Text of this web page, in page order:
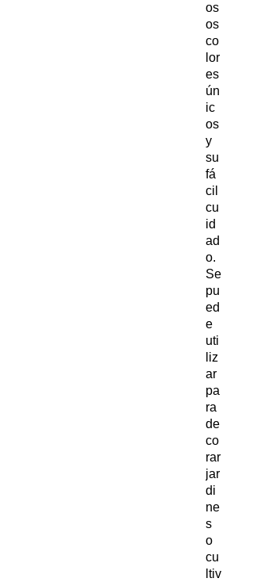
os
os
co
lor
es
ún
ic
os
y
su
fá
cil
cu
id
ad
o.
Se
pu
ed
e
uti
liz
ar
pa
ra
de
co
rar
jar
di
ne
s
o
cu
ltiv